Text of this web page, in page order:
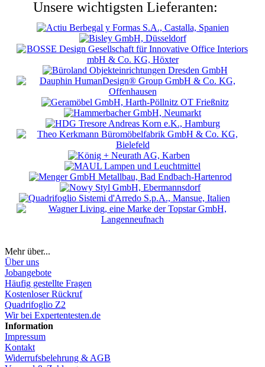
Unsere wichtigsten Lieferanten:
Mehr über...
Über uns
Jobangebote
Häufig gestellte Fragen
Kostenloser Rückruf
Quadrifoglio Z2
Wir bei Expertentesten.de
Information
Impressum
Kontakt
Widerrufsbelehrung & AGB